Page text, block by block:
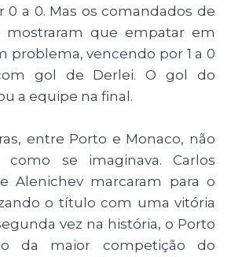
a 0. Mas os comandados de
mostraram que empatar em
problema, vencendo por 1 a 0
gol de Derlei. O gol do
a equipe na final.
entre Porto e Monaco, não
como se imaginava. Carlos
Alenichev marcaram para o
o título com uma vitória
vez na história, o Porto
da maior competição do